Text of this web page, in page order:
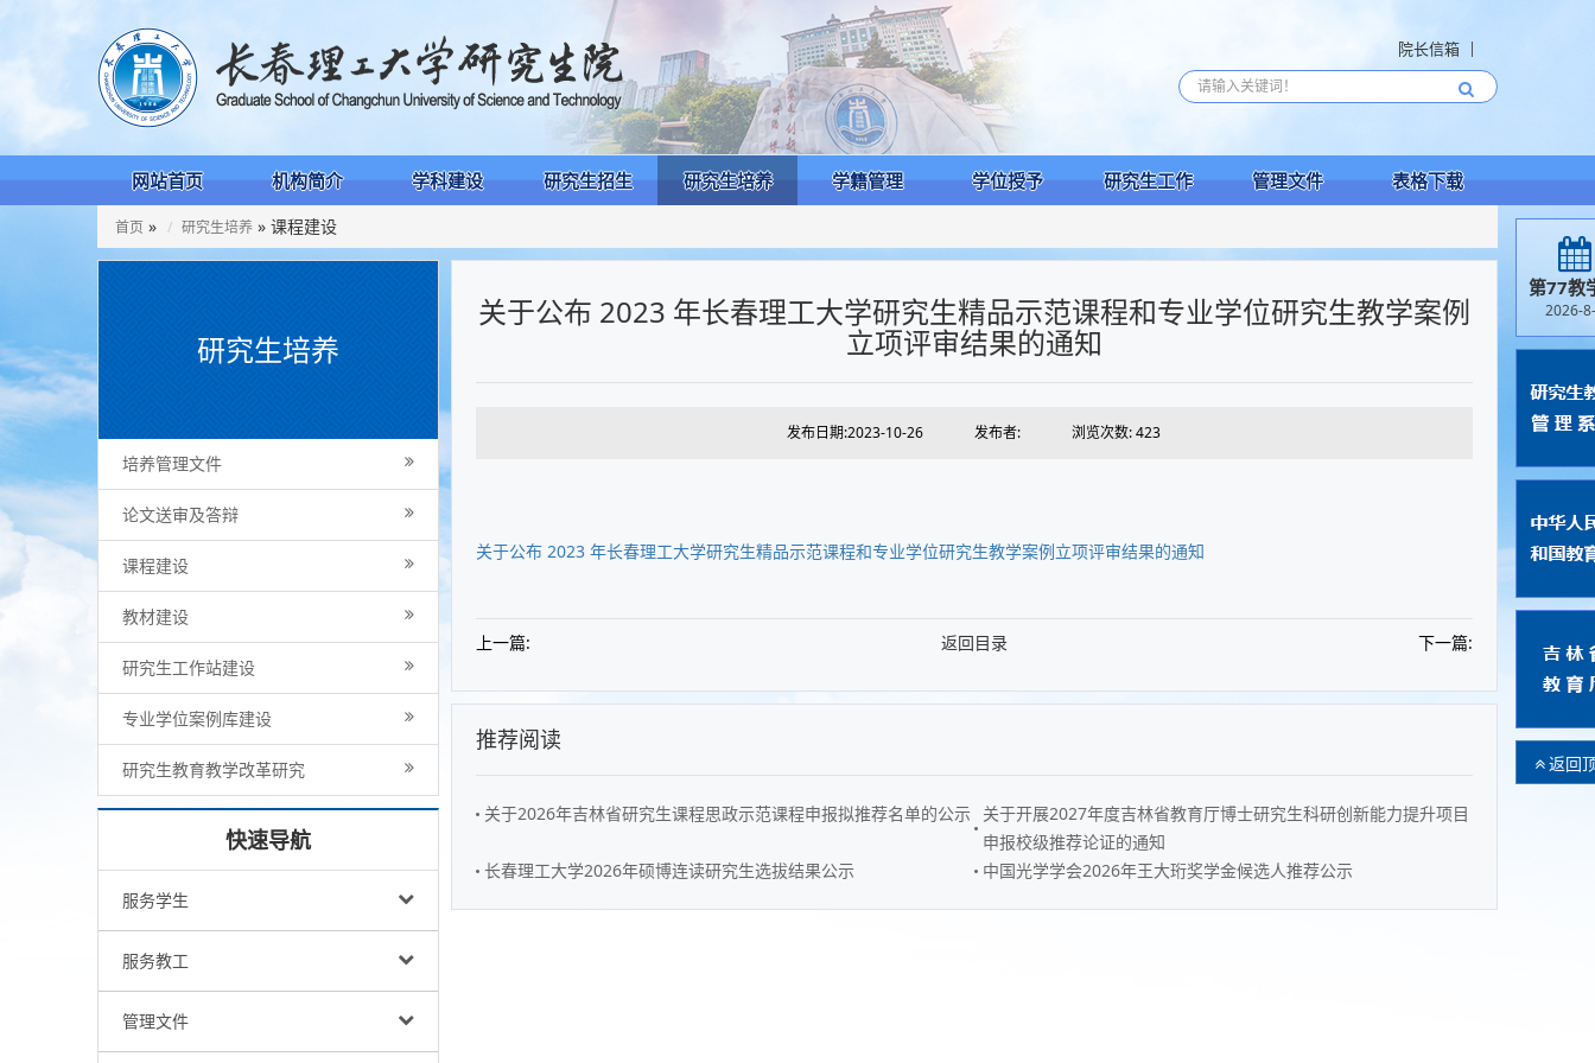
院长信箱
第77教
2026-
返回
网站首页 机构简介 学科建设 研究生招生 研究生培养 学籍管理 学位授予 研究生工作 管理文件 表格下载
首页 » 研究生培养 » 课程建设
关于公布 2023 年长春理工大学研究生精品示范课程和专业学位研究生教学案例
立项评审结果的通知
发布日期:2023-10-26 发布者: 浏览次数:423
关于公布 2023 年长春理工大学研究生精品示范课程和专业学位研究生教学案例立项评审结果的通知
上一篇: 返回目录 下一篇:
推荐阅读
关于2026年吉林省研究生课程思政示范课程申报拟推荐名单的公示
关于开展2027年度吉林省教育厅博士研究生科研创新能力提升项目
申报校级推荐论证的通知
长春理工大学2026年硕博连读研究生选拔结果公示
中国光学学会2026年王大珩奖学金候选人推荐公示
研究生培养
培养管理文件
论文送审及答辩
课程建设
教材建设
研究生工作站建设
专业学位案例库建设
研究生教育教学改革研究
快速导航
服务学生
服务教工
管理文件